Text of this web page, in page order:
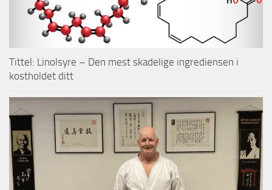
Tittel: Linolsyre – Den mest skadelige ingrediensen i
kostholdet ditt